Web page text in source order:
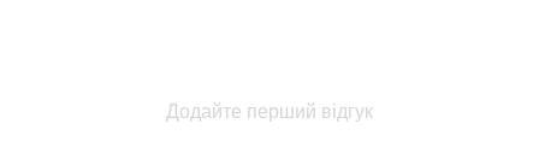
Додайте перший відгук